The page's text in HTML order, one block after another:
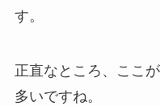
す。
正直なところ、ここ
多いですね。